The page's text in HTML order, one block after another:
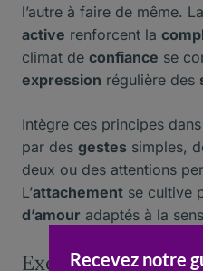
l’autre à faire de même. La
active renforcent la
climat de confiance se
expression régulière des
Intègre ces principes
par des gestes simples,
deux ou des attentions
L’attachement se cultive
d’amour adaptés à la
Exemples